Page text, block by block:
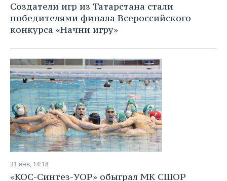
Создатели игр из Татарстана стали
победителями финала Всероссийского
конкурса «Начни игру»
31 янв, 14:18
«КОС-Синтез-УОР» обыграл МК СШОР